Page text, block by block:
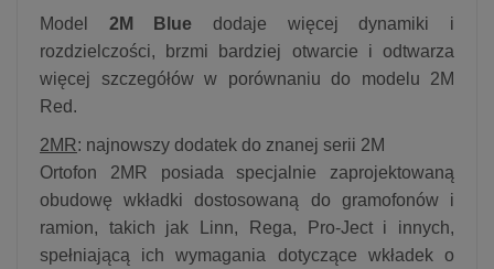
Model 2M Blue dodaje więcej dynamiki i
rozdzielczości, brzmi bardziej otwarcie i odtwarza
więcej szczegółów w porównaniu do modelu 2M
Red.
2MR: najnowszy dodatek do znanej serii 2M
Ortofon 2MR posiada specjalnie zaprojektowaną
obudowę wkładki dostosowaną do gramofonów i
ramion, takich jak Linn, Rega, Pro-Ject i innych,
spełniającą ich wymagania dotyczące wkładek o